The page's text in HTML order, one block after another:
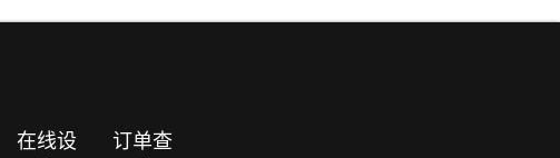
在线设
订单查